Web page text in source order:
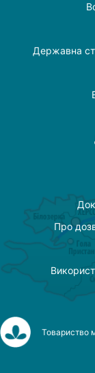
Державна
Про
Товариство